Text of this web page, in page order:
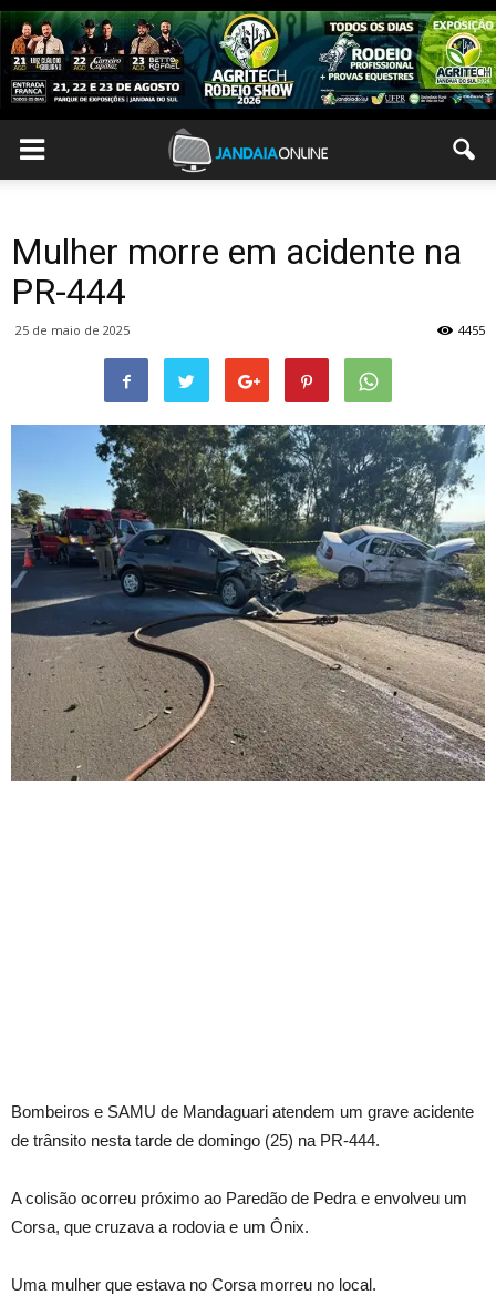
Mulher morre em acidente na
PR-444
25 de maio de 2025 4455
Bombeiros e SAMU de Mandaguari atendem um grave acidente
de trânsito nesta tarde de domingo (25) na PR-444.
A colisão ocorreu próximo ao Paredão de Pedra e envolveu um
Corsa, que cruzava a rodovia e um Ônix.
Uma mulher que estava no Corsa morreu no local.